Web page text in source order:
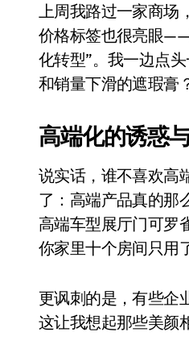
召回
比
550亿
别再
花钱
你的U
轻到
上周我路过一家商场，看到某国产汽车品牌的新款展示，那设计、那质感，真的让人眼前一亮。
价格标签也很亮眼
化转型”。我一边点
和销量下滑的遮瑕膏
高端化的诱惑
说实话，谁不喜欢高
了：高端产品真的那
高端车型展厅门可罗
你家里十个房间只用
更讽刺的是，有些企
这让我想起那些美颜